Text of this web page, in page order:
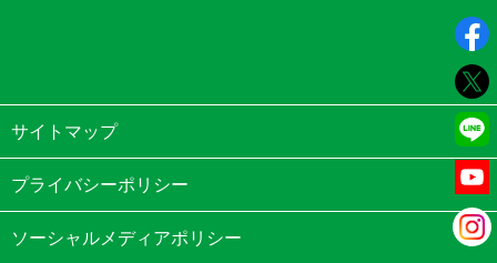
サイトマップ
プライバシーポリシー
ソーシャルメディアポリシー